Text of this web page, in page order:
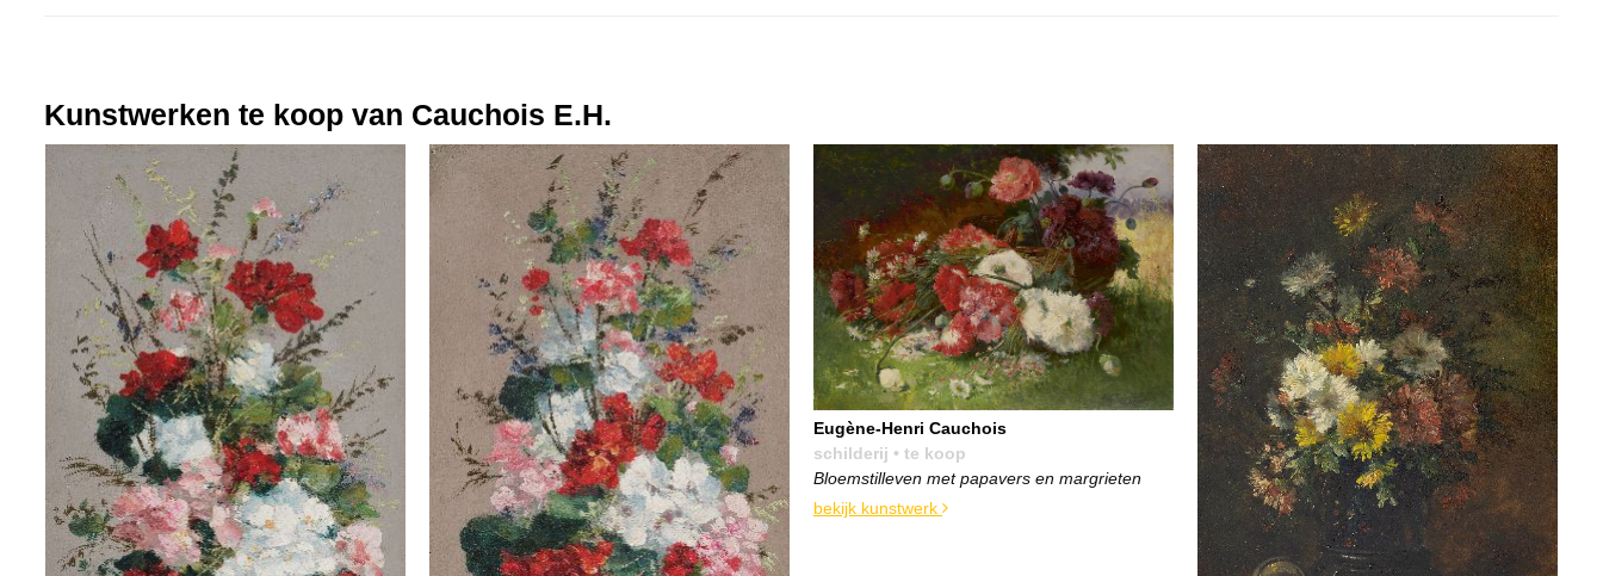
Kunstwerken te koop van Cauchois E.H.
Eugène-Henri Cauchois
schilderij • te koop
Bloemstilleven met papavers en margrieten
bekijk kunstwerk